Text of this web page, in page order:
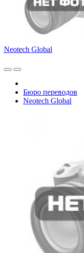
Neotech Global
Бюро переводов
Neotech Global